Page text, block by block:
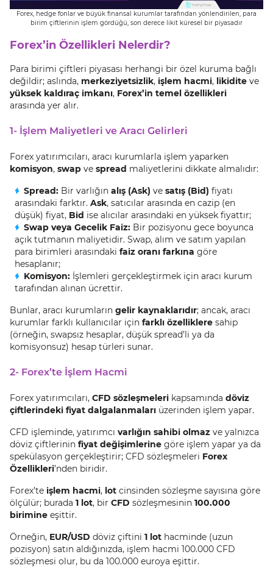
Forex, hedge fonlar ve büyük finansal kurumlar tarafından yönlendirilen, para
birim çiftlerinin işlem gördüğü, son derece likit küresel bir piyasadır
Forex’in Özellikleri Nelerdir?
Para birimi çiftleri piyasası herhangi bir özel kuruma bağlı
değildir; aslında, merkeziyetsizlik, işlem hacmi, likidite ve
yüksek kaldıraç imkanı, Forex’in temel özellikleri
arasında yer alır.
1- İşlem Maliyetleri ve Aracı Gelirleri
Forex yatırımcıları, aracı kurumlarla işlem yaparken
komisyon, swap ve spread maliyetlerini dikkate almalıdır:
Spread: Bir varlığın alış (Ask) ve satış (Bid) fiyatı
arasındaki farktır. Ask, satıcılar arasında en cazip (en
düşük) fiyat, Bid ise alıcılar arasındaki en yüksek fiyattır;
Swap veya Gecelik Faiz: Bir pozisyonu gece boyunca
açık tutmanın maliyetidir. Swap, alım ve satım yapılan
para birimleri arasındaki faiz oranı farkına göre
hesaplanır;
Komisyon: İşlemleri gerçekleştirmek için aracı kurum
tarafından alınan ücrettir.
Bunlar, aracı kurumların gelir kaynaklarıdır; ancak, aracı
kurumlar farklı kullanıcılar için farklı özelliklere sahip
(örneğin, swapsız hesaplar, düşük spread’li ya da
komisyonsuz) hesap türleri sunar.
2- Forex’te İşlem Hacmi
Forex yatırımcıları, CFD sözleşmeleri kapsamında döviz
çiftlerindeki fiyat dalgalanmaları üzerinden işlem yapar.
CFD işleminde, yatırımcı varlığın sahibi olmaz ve yalnızca
döviz çiftlerinin fiyat değişimlerine göre işlem yapar ya da
spekülasyon gerçekleştirir; CFD sözleşmeleri Forex
Özellikleri’nden biridir.
Forex’te işlem hacmi, lot cinsinden sözleşme sayısına göre
ölçülür; burada 1 lot, bir CFD sözleşmesinin 100.000
birimine eşittir.
Örneğin, EUR/USD döviz çiftini 1 lot hacminde (uzun
pozisyon) satın aldığınızda, işlem hacmi 100.000 CFD
sözleşmesi olur, bu da 100.000 euroya eşittir.